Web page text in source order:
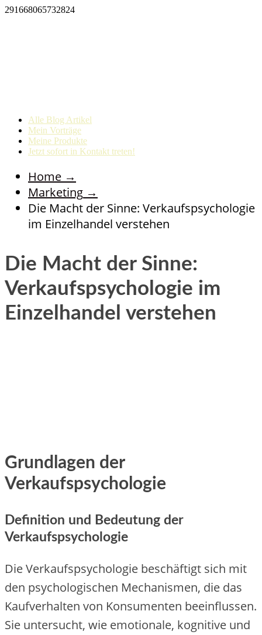
291668065732824
Alle Blog Artikel
Mein Vorträge
Meine Produkte
Jetzt sofort in Kontakt treten!
Home →
Marketing →
Die Macht der Sinne: Verkaufspsychologie
im Einzelhandel verstehen
Die Macht der Sinne:
Verkaufspsychologie im
Einzelhandel verstehen
Grundlagen der
Verkaufspsychologie
Definition und Bedeutung der
Verkaufspsychologie
Die Verkaufspsychologie beschäftigt sich mit
den psychologischen Mechanismen, die das
Kaufverhalten von Konsumenten beeinflussen.
Sie untersucht, wie emotionale, kognitive und